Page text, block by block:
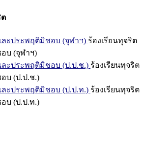
ต
ละประพฤติมิชอบ (จุฬาฯ) ร้องเรียนทุจริต
บ (จุฬาฯ)
ละประพฤติมิชอบ (ป.ป.ช.) ร้องเรียนทุจริต
บ (ป.ป.ช.)
ละประพฤติมิชอบ (ป.ป.ท.) ร้องเรียนทุจริต
บ (ป.ป.ท.)